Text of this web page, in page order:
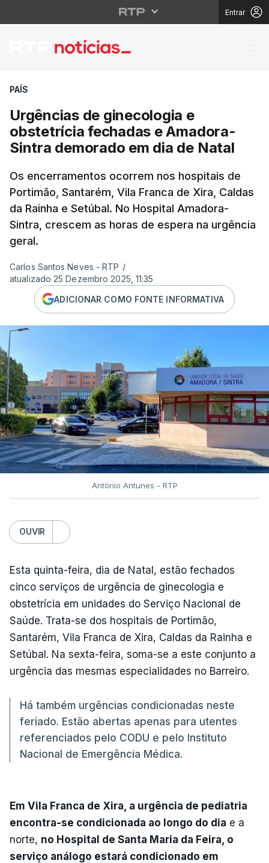
Entrar
Urgências de
PAÍS
Urgências de ginecologia e
obstetrícia fechadas e Amadora-
Sintra demorado em dia de Natal
Os encerramentos ocorrem nos hospitais de
Portimão, Santarém, Vila Franca de Xira, Caldas
da Rainha e Setúbal. No Hospital Amadora-
Sintra, crescem as horas de espera na urgência
geral.
Carlos Santos Neves - RTP /
atualizado 25 Dezembro 2025, 11:35
ADICIONAR COMO FONTE INFORMATIVA
António Antunes - RTP
OUVIR
Esta quinta-feira, dia de Natal, estão fechados
cinco serviços de urgência de ginecologia e
obstetrícia em unidades do Serviço Nacional de
Saúde. Trata-se dos hospitais de Portimão,
Santarém, Vila Franca de Xira, Caldas da Rainha e
Setúbal. Na sexta-feira, soma-se a este conjunto a
urgência das mesmas especialidades no Barreiro.
Há também urgências condicionadas neste
feriado. Estão abertas apenas para utentes
referenciados pelo CODU e pelo Instituto
Nacional de Emergência Médica.
Em Vila Franca de Xira, a urgência de pediatria
encontra-se condicionada ao longo do dia e a
norte, no Hospital de Santa Maria da Feira, o
serviço análogo estará condicionado em